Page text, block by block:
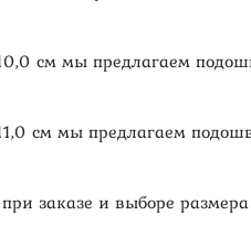
см мы предлагаем
см мы предлагаем
заказе и выборе размера